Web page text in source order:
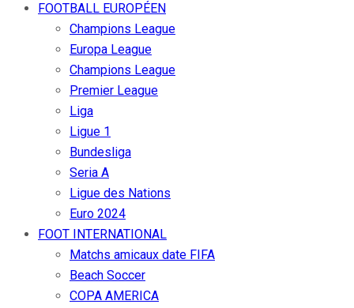
FOOTBALL EUROPÉEN
Champions League
Europa League
Champions League
Premier League
Liga
Ligue 1
Bundesliga
Seria A
Ligue des Nations
Euro 2024
FOOT INTERNATIONAL
Matchs amicaux date FIFA
Beach Soccer
COPA AMERICA